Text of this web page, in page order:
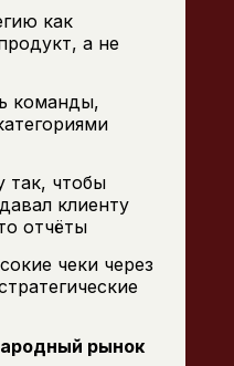
как
а не
команды,
так, чтобы
клиенту
отчёты
чеки через
рынок